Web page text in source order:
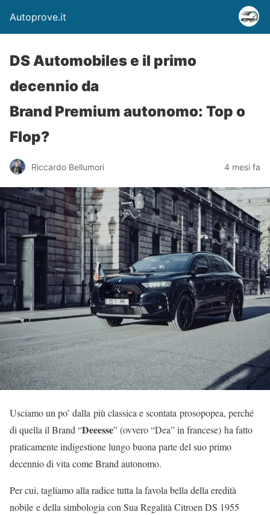
Autoprove.it
DS Automobiles e il primo
decennio da
Brand Premium autonomo: Top o
Flop?
Riccardo Bellumori 4 mesi fa
Usciamo un po’ dalla più classica e scontata prosopopea, perché
di quella il Brand “Deeesse” (ovvero “Dea” in francese) ha fatto
praticamente indigestione lungo buona parte del suo primo
decennio di vita come Brand autonomo.
Per cui, tagliamo alla radice tutta la favola bella della eredità
nobile e della simbologia con Sua Regalità Citroen DS 1955